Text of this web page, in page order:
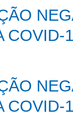
COVID-
COVID-